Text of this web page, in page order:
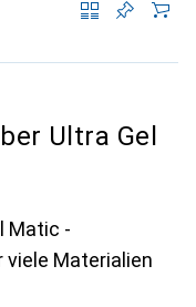
Ultra Gel
Matic -
Materialien